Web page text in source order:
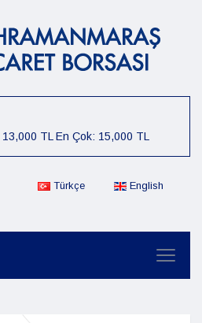
TL En Çok: 15,000 TL
Çok: 16,000 TL
Çok: 14,000 TL
Çok: 14,000 TL
TL En Çok: 85,000 TL
TL En Çok: 45,000 TL
Buğday: En Az: 15,000 TL En
Türkçe English